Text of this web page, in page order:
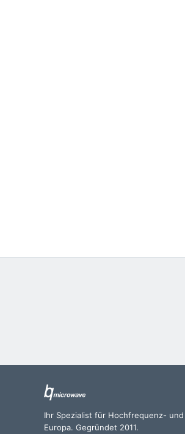
Ihr Spezialist für Hochfrequenz-
Europa. Gegründet 2011.